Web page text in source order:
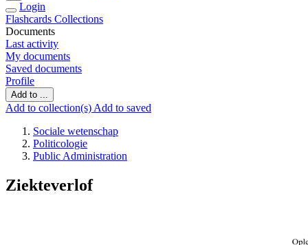
Login
Flashcards Collections
Documents
Last activity
My documents
Saved documents
Profile
Add to ...
Add to collection(s) Add to saved
Sociale wetenschap
Politicologie
Public Administration
Ziekteverlof